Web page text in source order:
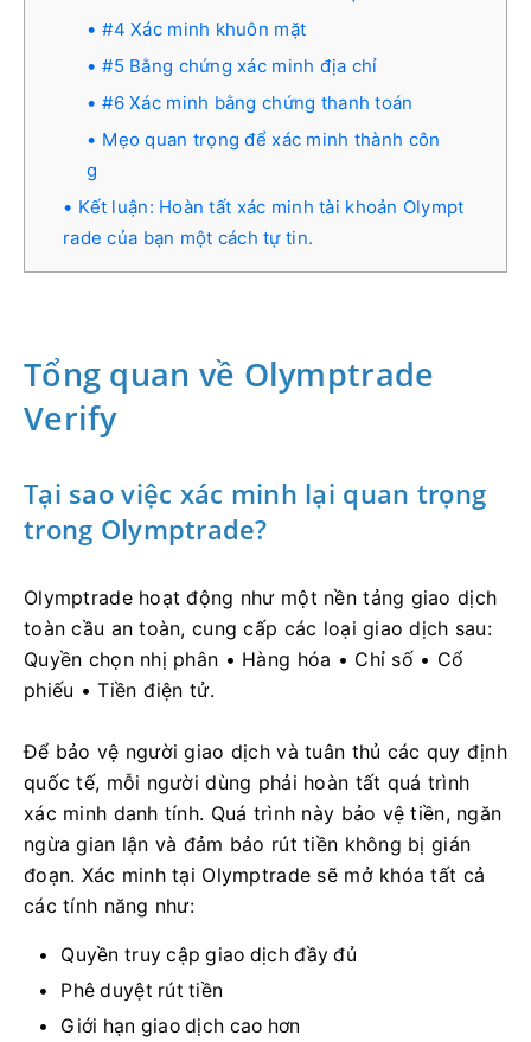
#4 Xác minh khuôn mặt
#5 Bằng chứng xác minh địa chỉ
#6 Xác minh bằng chứng thanh toán
Mẹo quan trọng để xác minh thành côn
g
Kết luận: Hoàn tất xác minh tài khoản Olympt
rade của bạn một cách tự tin.
Tổng quan về Olymptrade
Verify
Tại sao việc xác minh lại quan trọng
trong Olymptrade?
Olymptrade hoạt động như một nền tảng giao dịch
toàn cầu an toàn, cung cấp các loại giao dịch sau:
Quyền chọn nhị phân • Hàng hóa • Chỉ số • Cổ
phiếu • Tiền điện tử.
Để bảo vệ người giao dịch và tuân thủ các quy định
quốc tế, mỗi người dùng phải hoàn tất quá trình
xác minh danh tính. Quá trình này bảo vệ tiền, ngăn
ngừa gian lận và đảm bảo rút tiền không bị gián
đoạn. Xác minh tại Olymptrade sẽ mở khóa tất cả
các tính năng như:
Quyền truy cập giao dịch đầy đủ
Phê duyệt rút tiền
Giới hạn giao dịch cao hơn